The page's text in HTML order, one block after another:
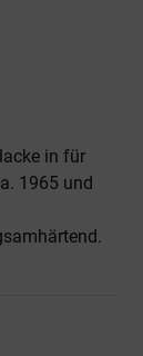
in für
1965 und